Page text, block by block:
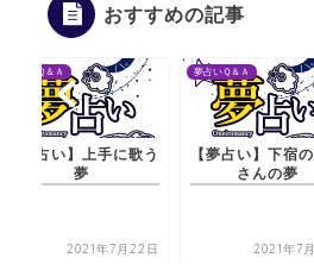
おすすめの記事
夢占いＱ＆Ａ
【夢占い】上手に歌う
夢
2021年7月22日
夢占いＱ＆Ａ
【夢占い】下宿
さんの夢
2021年7